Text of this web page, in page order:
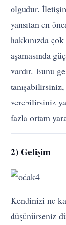
olgudur.
yansıtan en
hakkınızda
aşamasında
vardır. Bunu
tanışabilirsiniz,
verebilirsiniz
fazla ortam
2) Gelişim
Kendinizi ne
düşünürseniz